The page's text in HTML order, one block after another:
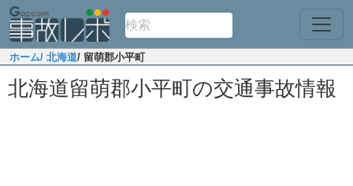
ホーム/ 北海道/ 留萌郡小平町
北海道留萌郡小平町の交通事故情報